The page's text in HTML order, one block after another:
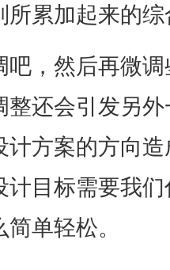
所累加起来的
吧，然后再微
整还会引发另
计方案的方向
计目标需要我
简单轻松。